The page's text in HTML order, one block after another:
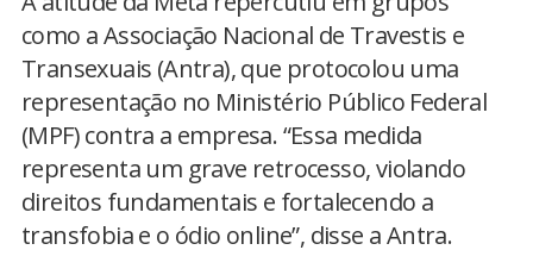
como a Associação Nacional de Travestis e
Transexuais (Antra), que protocolou uma
representação no Ministério Público Federal
(MPF) contra a empresa. “Essa medida
representa um grave retrocesso, violando
direitos fundamentais e fortalecendo a
transfobia e o ódio online”, disse a Antra.